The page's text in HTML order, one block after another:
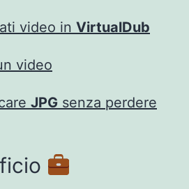
video in VirtualDub
video
JPG senza perdere